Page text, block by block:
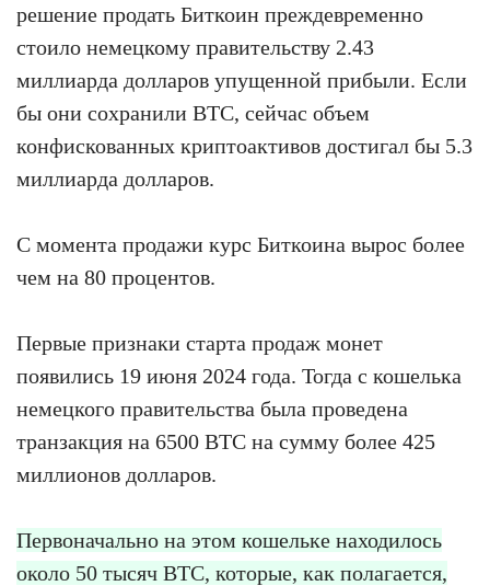
решение продать Биткоин преждевременно
стоило немецкому правительству 2.43
миллиарда долларов упущенной прибыли. Если
бы они сохранили BTC, сейчас объем
конфискованных криптоактивов достигал бы 5.3
миллиарда долларов.
С момента продажи курс Биткоина вырос более
чем на 80 процентов.
Первые признаки старта продаж монет
появились 19 июня 2024 года. Тогда с кошелька
немецкого правительства была проведена
транзакция на 6500 BTC на сумму более 425
миллионов долларов.
Первоначально на этом кошельке находилось
около 50 тысяч BTC, которые, как полагается,